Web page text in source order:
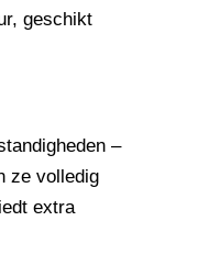
geschikt
–
ze volledig
extra